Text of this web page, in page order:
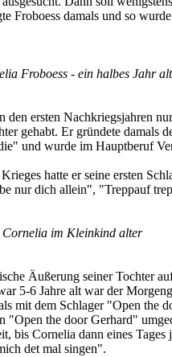
Froboess damals und so
Froboess - ein halbes Jahr alt
den ersten Nachkriegsjahren
gehabt. Er gründete damals
und wurde im Hauptberuf
hatte er seine ersten
nur dich allein", "Treppauf
Cornelia im Kleinkind alter
Äußerung seiner Tochter
5-6 Jahre alt war der
mit dem Schlager "Open the
"Open the door Gerhard"
bis Cornelia dann eines Tages
det mal singen".